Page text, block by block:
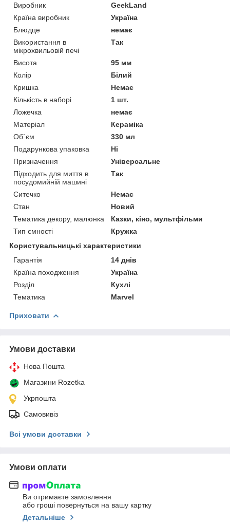
Виробник
GeekLand
Країна виробник
Україна
Блюдце
немає
Використання в
мікрохвильовій печі
Так
Висота
95 мм
Колір
Білий
Кришка
Немає
Кількість в наборі
1 шт.
Ложечка
немає
Матеріал
Кераміка
Об`єм
330 мл
Подарункова упаковка
Ні
Призначення
Універсальне
Підходить для миття в
посудомийній машині
Так
Ситечко
Немає
Стан
Новий
Тематика декору, малюнка
Казки, кіно, мультфільми
Тип ємності
Кружка
Користувальницькі характеристики
Гарантія
14 днів
Країна походження
Україна
Розділ
Кухлі
Тематика
Marvel
Приховати
Умови доставки
Нова Пошта
Магазини Rozetka
Укрпошта
Самовивіз
Всі умови доставки
Умови оплати
Ви отримаєте замовлення
або гроші повернуться на вашу картку
Детальніше